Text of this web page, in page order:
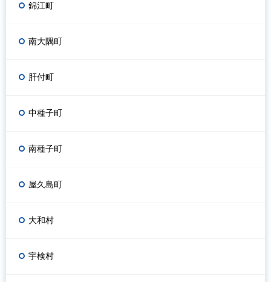
錦江町
南大隅町
肝付町
中種子町
南種子町
屋久島町
大和村
宇検村